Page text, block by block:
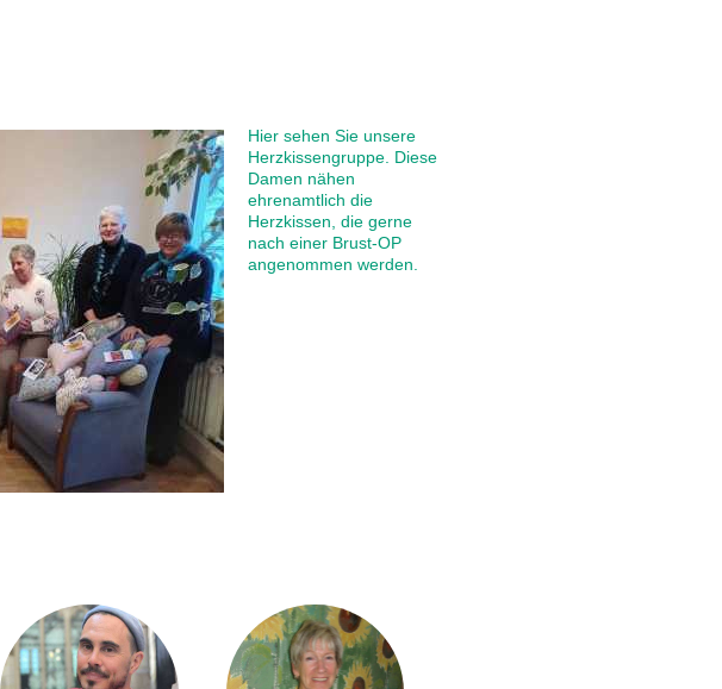
Hier sehen Sie unsere
Herzkissengruppe. Diese
Damen nähen
ehrenamtlich die
Herzkissen, die gerne
nach einer Brust-OP
angenommen werden.